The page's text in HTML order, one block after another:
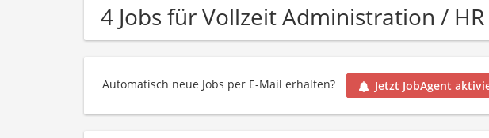
4 Jobs für Vollzeit Administration /
Automatisch neue Jobs per E-Mail erhalten? Jetzt JobAgent